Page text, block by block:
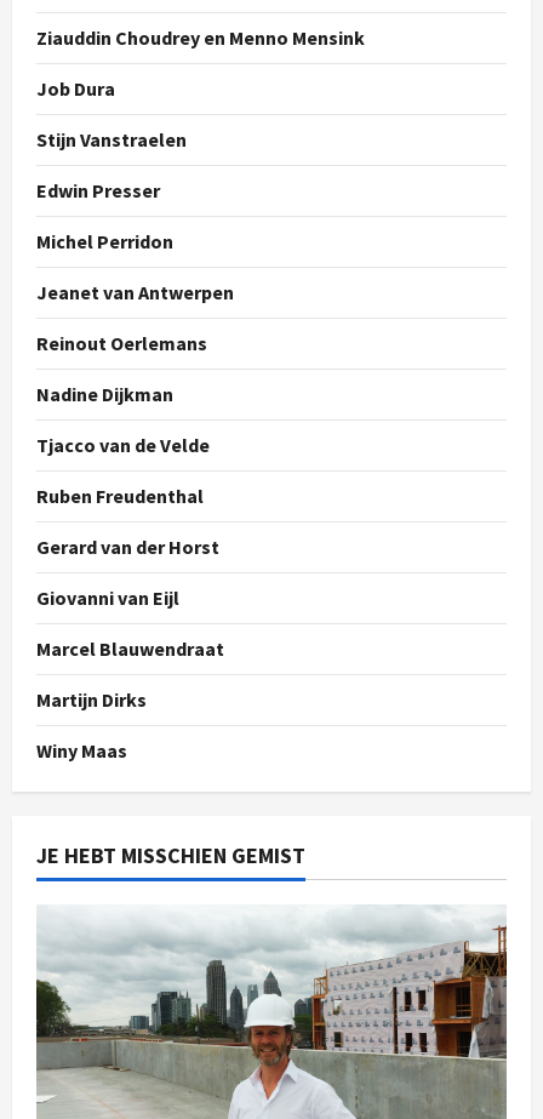
Ziauddin Choudrey en Menno Mensink
Job Dura
Stijn Vanstraelen
Edwin Presser
Michel Perridon
Jeanet van Antwerpen
Reinout Oerlemans
Nadine Dijkman
Tjacco van de Velde
Ruben Freudenthal
Gerard van der Horst
Giovanni van Eijl
Marcel Blauwendraat
Martijn Dirks
Winy Maas
JE HEBT MISSCHIEN GEMIST